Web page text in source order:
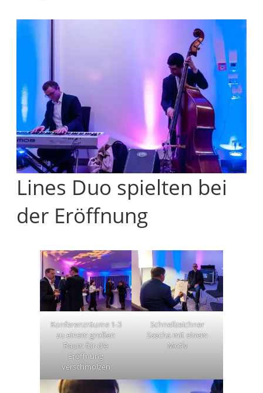
Lines Duo spielten bei
der Eröffnung
Konferenzräume 1-3
zu einem großen
Raum für die
Eröffnung
verschmolzen
Schnellzeichner
Sascha mit einem
Motiv